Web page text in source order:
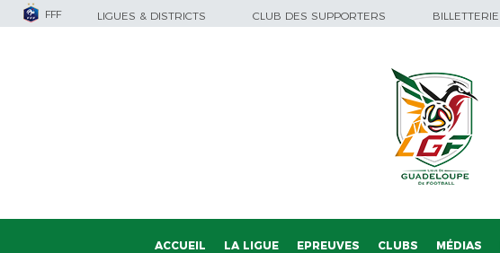
FFF LIGUES & DISTRICTS CLUB DES SUPPORTERS BILLETTERIE
ACCUEIL LA LIGUE EPREUVES CLUBS MÉDIAS